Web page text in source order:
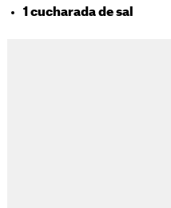
1 cucharada de sal